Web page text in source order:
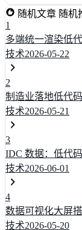
随机文章 随机
1
多端统一渲染低
技术2026-05-22
2
制造业落地低代
技术2026-05-21
3
IDC 数据：低代
技术2026-06-01
4
数据可视化大屏
技术2026-05-20